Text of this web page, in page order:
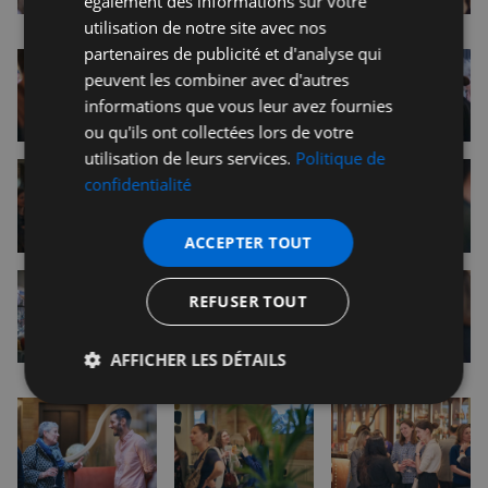
utilisation de notre site avec nos
partenaires de publicité et d'analyse qui
peuvent les combiner avec d'autres
informations que vous leur avez fournies
ou qu'ils ont collectées lors de votre
utilisation de leurs services. Politique de
confidentialité
ACCEPTER TOUT
REFUSER TOUT
AFFICHER LES DÉTAILS
Strictement
nécessaires
Performance Ciblage